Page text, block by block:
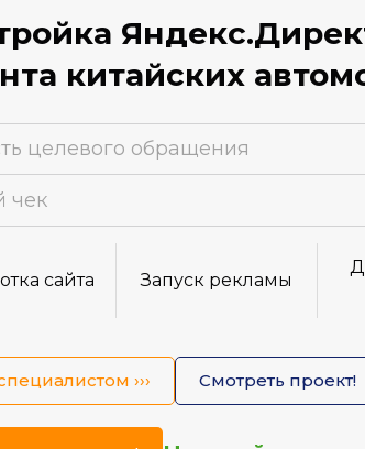
китайских
целевого обращения
чек
сайта Запуск рекламы
››› Смотреть проект!